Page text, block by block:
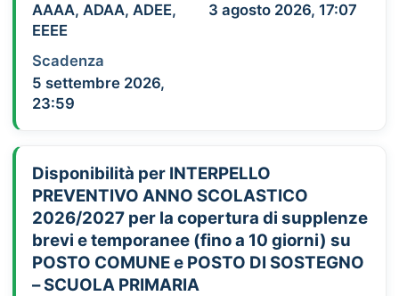
AAAA, ADAA, ADEE,
EEEE
3 agosto 2026, 17:07
Scadenza
5 settembre 2026,
23:59
Disponibilità per INTERPELLO
PREVENTIVO ANNO SCOLASTICO
2026/2027 per la copertura di supplenze
brevi e temporanee (fino a 10 giorni) su
POSTO COMUNE e POSTO DI SOSTEGNO
– SCUOLA PRIMARIA